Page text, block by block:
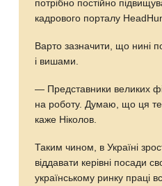
потрібно постійно
кадрового порталу
Варто зазначити, що нині
і вишами.
— Представники великих
на роботу. Думаю, що ця
каже Ніколов.
Таким чином, в Україні
віддавати керівні посади
українському ринку праці